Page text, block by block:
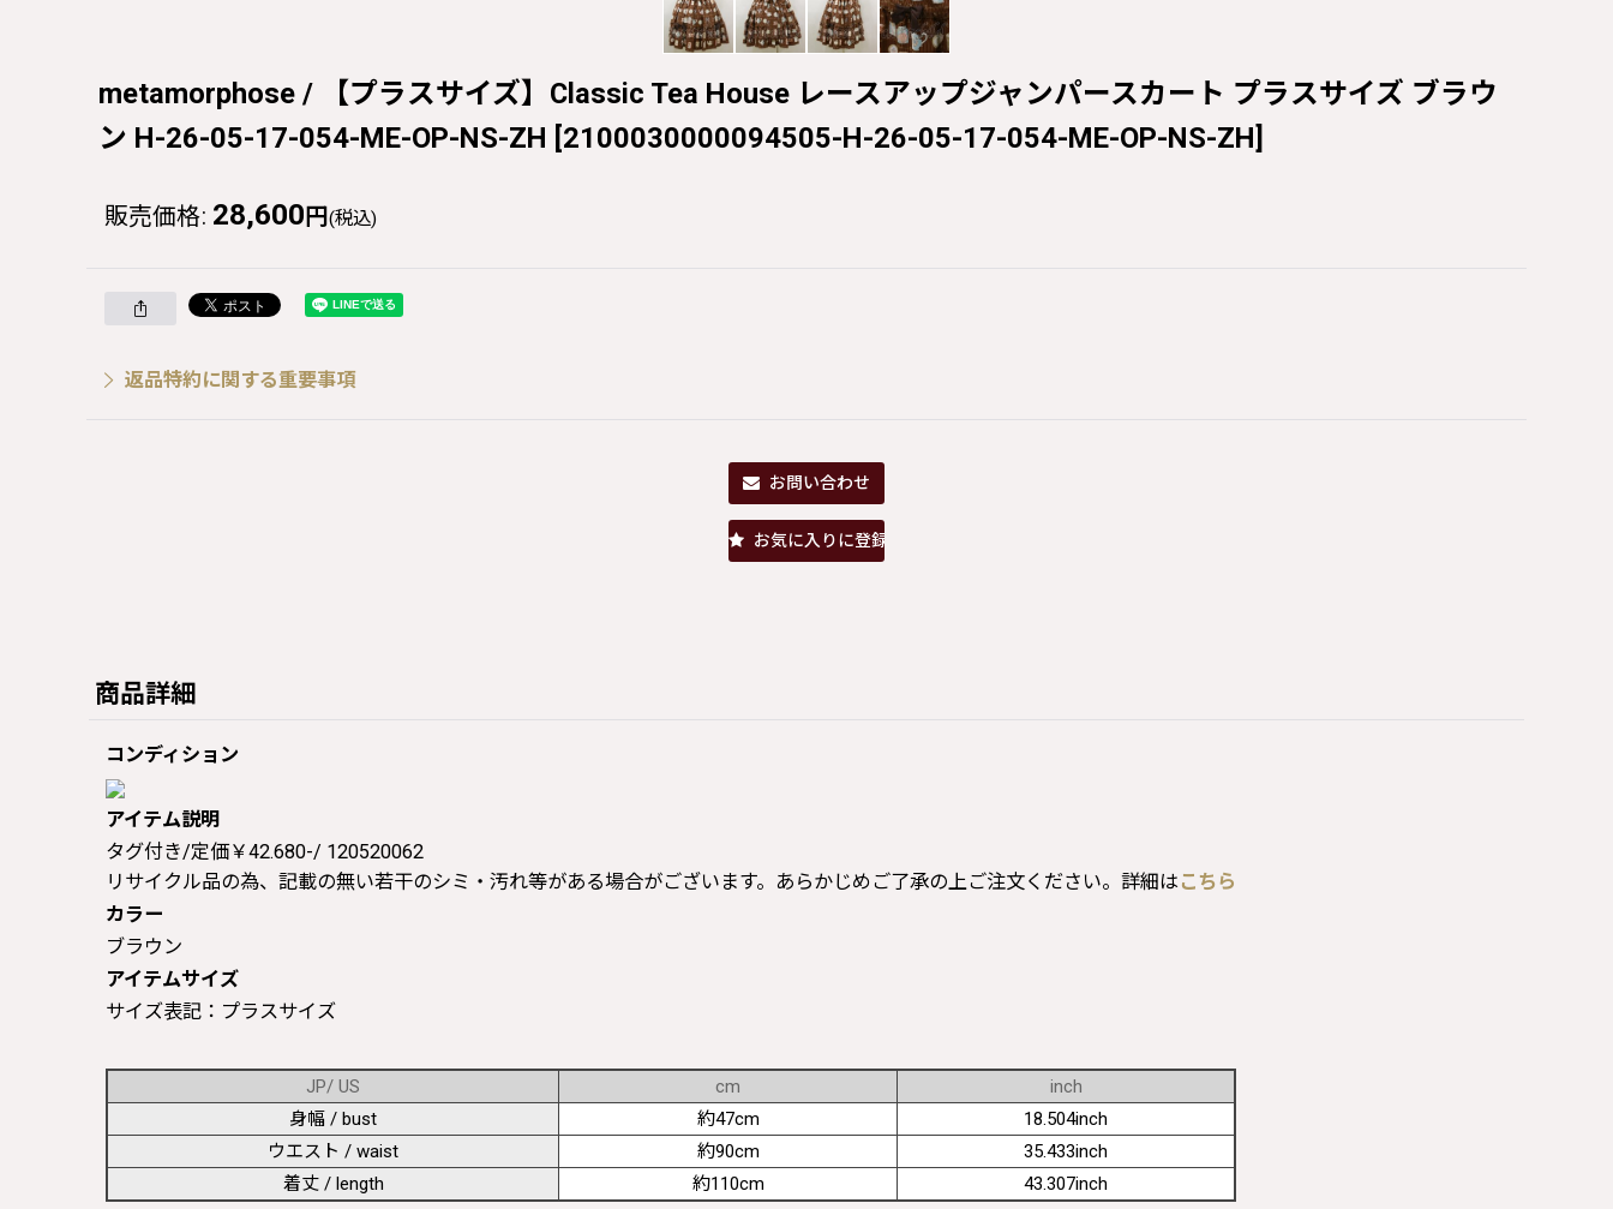
metamorphose / 【プラスサイズ】Classic Tea House レースアップジャンパースカート プラスサイズ ブラウ
ン H-26-05-17-054-ME-OP-NS-ZH [2100030000094505-H-26-05-17-054-ME-OP-NS-ZH]
販売価格: 28,600 円 (税込)
返品特約に関する重要事項
お問い合わせ
お気に入りに登録
商品詳細
コンディション
アイテム説明
タグ付き/定価￥42.680-/ 120520062
リサイクル品の為、記載の無い若干のシミ・汚れ等がある場合がございます。あらかじめご了承の上ご注文ください。詳細は こちら
カラー
ブラウン
アイテムサイズ
サイズ表記：プラスサイズ
JP/ US cm
inch
身幅 / bust
約47cm
18.504inch
ウエスト / waist
約90cm
35.433inch
着丈 / length
約110cm 43.307inch